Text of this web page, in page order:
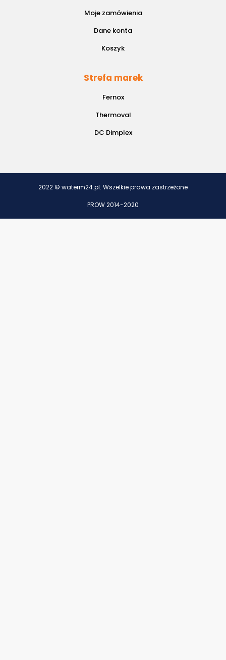
Moje zamówienia
Dane konta
Koszyk
Strefa marek
Fernox
Thermoval
DC Dimplex
2022 © waterm24.pl. Wszelkie prawa zastrzeżone
PROW 2014-2020